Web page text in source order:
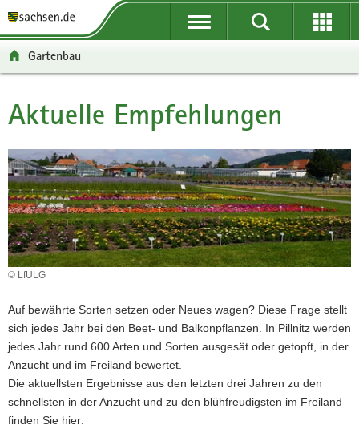
t
ü
e
r
g
r
e
i
f
d
e
a
v
t
n
v
i
g
a
t
i
o
p
n
a
l
t
t
-
e
r
e
i
c
h
Gartenbau
Hauptinhalt
Aktuelle Empfehlungen
© LfULG
Auf bewährte Sorten setzen oder Neues wagen? Diese Frage stellt
sich jedes Jahr bei den Beet- und Balkonpflanzen. In Pillnitz werden
jedes Jahr rund 600 Arten und Sorten ausgesät oder getopft, in der
Anzucht und im Freiland bewertet.
Die aktuellsten Ergebnisse aus den letzten drei Jahren zu den
schnellsten in der Anzucht und zu den blühfreudigsten im Freiland
finden Sie hier: